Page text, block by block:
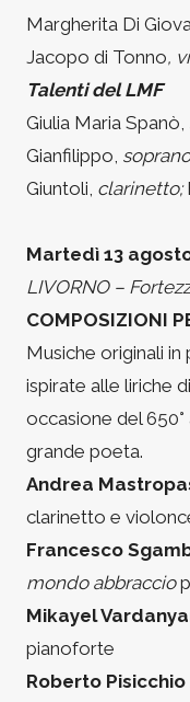
Margherita Di
Jacopo di Tonno,
Talenti del LMF
Giulia Maria Spanò,
Gianfilippo,
Giuntoli, clarinetto;
Martedì 13
LIVORNO –
COMPOSIZIONI
Musiche originali
ispirate alle liriche
occasione del
grande poeta.
Andrea
clarinetto e
Francesco
mondo abbraccio
Mikayel
pianoforte
Roberto Pisicchio